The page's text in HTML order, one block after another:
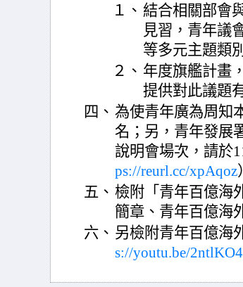
１、 結合相關部會
見習，青年議
等多元主題類
２、 年度旗艦計畫
提供對此議題
四、 為使青年廣為周知
名；另，青年發展
說明會場次，請於
ps://reurl.cc/xpAqoz
五、 檢附「青年百億海
簡章、青年百億海
六、 另檢附青年百億海
s://youtu.be/